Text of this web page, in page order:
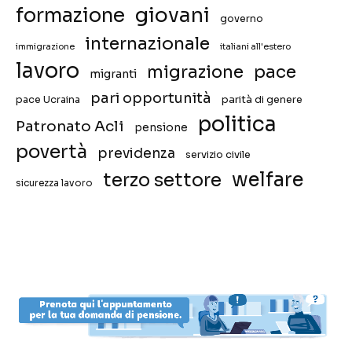
formazione giovani governo
immigrazione internazionale italiani all'estero
lavoro migranti migrazione pace
pace Ucraina pari opportunità parità di genere
Patronato Acli pensione politica
povertà previdenza servizio civile
sicurezza lavoro terzo settore welfare